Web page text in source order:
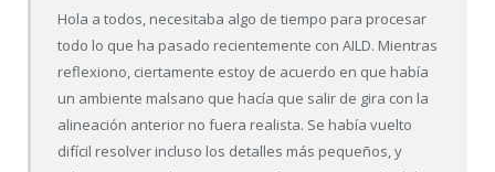
Hola a todos, necesitaba algo de tiempo para procesar
todo lo que ha pasado recientemente con AILD. Mientras
reflexiono, ciertamente estoy de acuerdo en que había
un ambiente malsano que hacía que salir de gira con la
alineación anterior no fuera realista. Se había vuelto
difícil resolver incluso los detalles más pequeños, y